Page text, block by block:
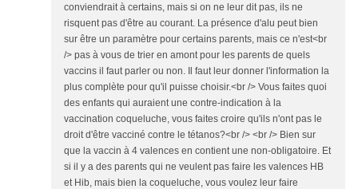
conviendrait à certains, mais si on ne leur dit pas, ils ne
risquent pas d'être au courant. La présence d'alu peut bien
sur être un paramètre pour certains parents, mais ce n'est<br
/> pas à vous de trier en amont pour les parents de quels
vaccins il faut parler ou non. Il faut leur donner l'information la
plus complète pour qu'il puisse choisir.<br /> Vous faites quoi
des enfants qui auraient une contre-indication à la
vaccination coqueluche, vous faites croire qu'ils n'ont pas le
droit d'être vacciné contre le tétanos?<br /> <br /> Bien sur
que la vaccin à 4 valences en contient une non-obligatoire. Et
si il y a des parents qui ne veulent pas faire les valences HB
et Hib, mais bien la coqueluche, vous voulez leur faire